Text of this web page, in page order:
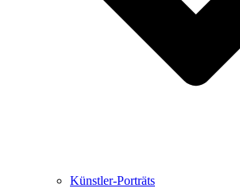
Künstler-Porträts